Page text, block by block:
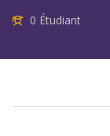
0 Étudiant